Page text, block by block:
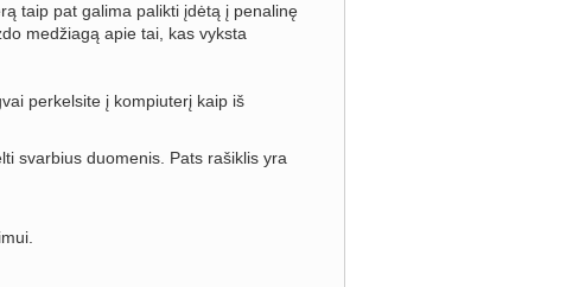
taip pat galima palikti įdėtą į penalinę
medžiagą apie tai, kas vyksta
perkelsite į kompiuterį kaip iš
svarbius duomenis. Pats rašiklis yra